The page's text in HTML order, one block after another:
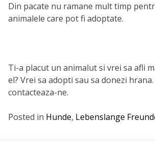
Din pacate nu ramane mult timp
animalele care pot fi adoptate.
Ti-a placut un animalut si vrei sa afli
el? Vrei sa adopti sau sa donezi
contacteaza-ne.
Posted in Hunde, Lebenslange